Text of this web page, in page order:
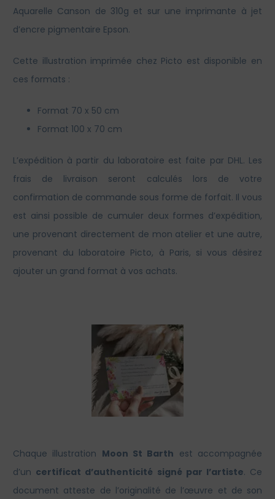
Aquarelle Canson de 310g et sur une imprimante à jet
d’encre pigmentaire Epson.
Cette illustration imprimée chez Picto est disponible en
ces formats :
Format 70 x 50 cm
Format 100 x 70 cm
L’expédition à partir du laboratoire est faite par DHL. Les
frais de livraison seront calculés lors de votre
confirmation de commande sous forme de forfait. Il vous
est ainsi possible de cumuler deux formes d’expédition,
une provenant directement de mon atelier et une autre,
provenant du laboratoire Picto, à Paris, si vous désirez
ajouter un grand format à vos achats.
Chaque illustration Moon St Barth est accompagnée
d’un certificat d’authenticité signé par l’artiste. Ce
document atteste de l’originalité de l’œuvre et de son